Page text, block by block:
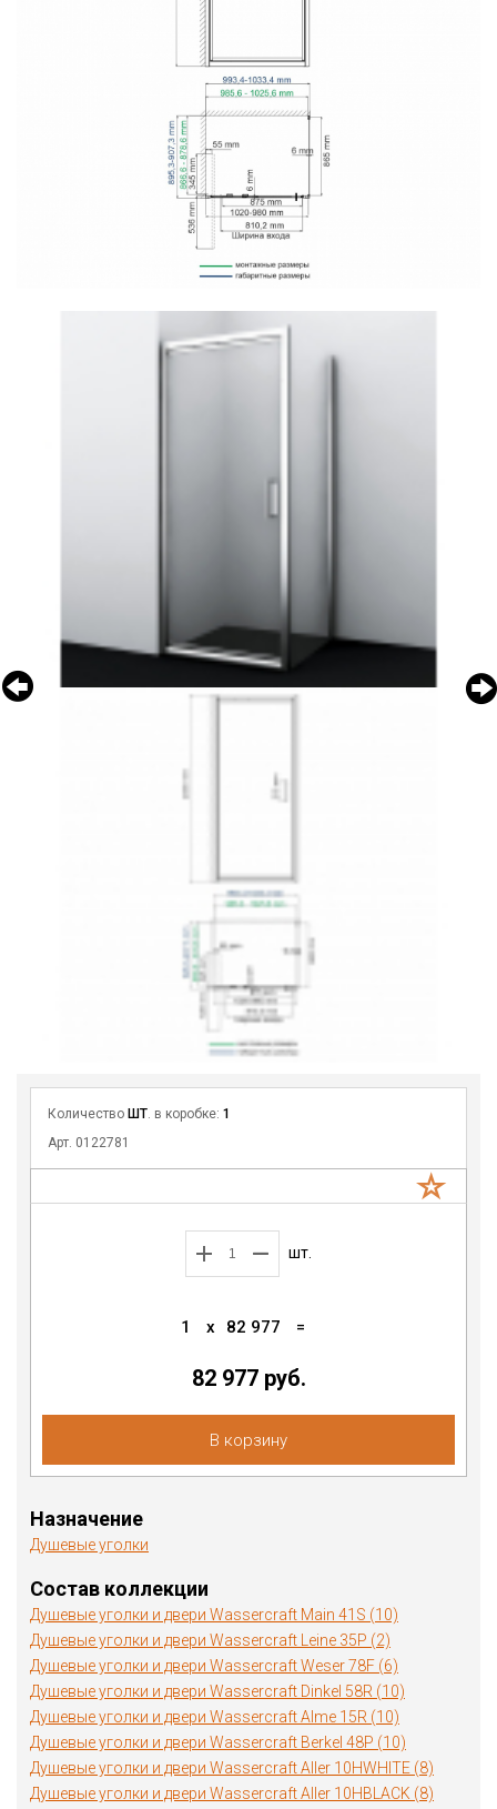
Количество ШТ. в коробке: 1
Арт. 0122781
шт.
1 x 82 977 =
82 977 руб.
В корзину
Назначение
Душевые уголки
Состав коллекции
Душевые уголки и двери Wassercraft Main 41S (10)
Душевые уголки и двери Wassercraft Leine 35P (2)
Душевые уголки и двери Wassercraft Weser 78F (6)
Душевые уголки и двери Wassercraft Dinkel 58R (10)
Душевые уголки и двери Wassercraft Alme 15R (10)
Душевые уголки и двери Wassercraft Berkel 48P (10)
Душевые уголки и двери Wassercraft Aller 10HWHITE (8)
Душевые уголки и двери Wassercraft Aller 10HBLACK (8)